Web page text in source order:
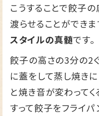
こうすることで餃子
渡らせることができま
スタイルの真髄です。
餃子の高さの3分の2
に蓋をして蒸し焼き
と焼き音が変わってく
すって餃子をフライ